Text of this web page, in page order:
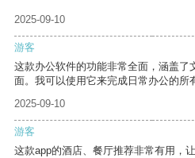
2025-09-10
游客
这款办公软件的功能非常全面，涵盖了
面。我可以使用它来完成日常办公的所
2025-09-10
游客
这款app的酒店、餐厅推荐非常有用，